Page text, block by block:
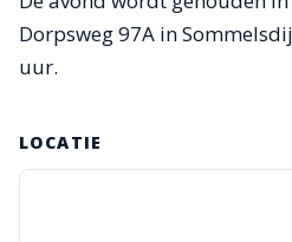
Dorpsweg 97A in
uur.
LOCATIE